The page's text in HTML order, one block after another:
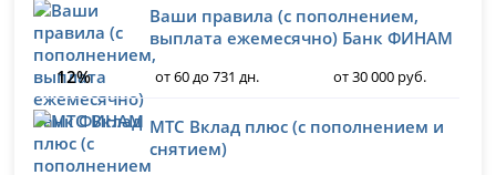
Ваши правила (с пополнением,
выплата ежемесячно) Банк ФИНАМ
12%
от 60 до 731 дн. от 30 000 руб.
МТС Вклад плюс (с пополнением и
снятием)